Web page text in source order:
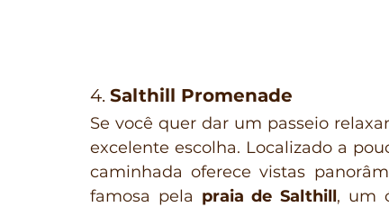
4. Salthill Promenade
Se você quer dar um passeio
excelente escolha. Localizado a
caminhada oferece vistas
famosa pela praia de Salthill, um